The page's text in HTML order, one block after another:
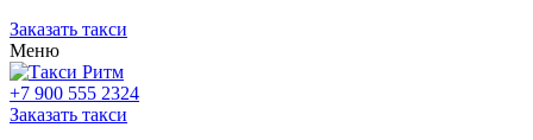
Заказать такси
Меню
+7 900 555 2324
Заказать такси